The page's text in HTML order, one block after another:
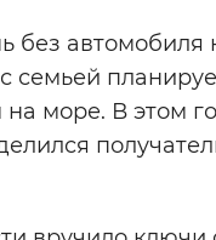
без автомобиля
море. В этом